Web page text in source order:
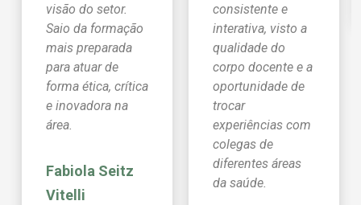
visão do setor.
Saio da formação
mais preparada
para atuar de
forma ética, crítica
e inovadora na
área.
Fabiola Seitz
Vitelli
consistente e
interativa, visto a
qualidade do
corpo docente e a
oportunidade de
trocar
experiências com
colegas de
diferentes áreas
da saúde.